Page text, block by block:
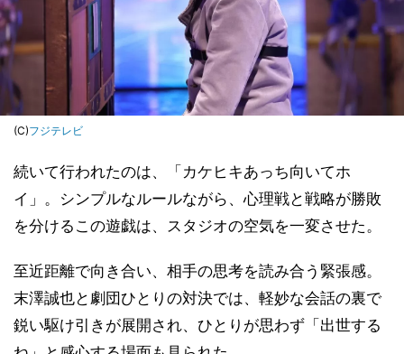
(C)フジテレビ
続いて行われたのは、「カケヒキあっち向いてホ
イ」。シンプルなルールながら、心理戦と戦略が勝敗
を分けるこの遊戯は、スタジオの空気を一変させた。
至近距離で向き合い、相手の思考を読み合う緊張感。
末澤誠也と劇団ひとりの対決では、軽妙な会話の裏で
鋭い駆け引きが展開され、ひとりが思わず「出世する